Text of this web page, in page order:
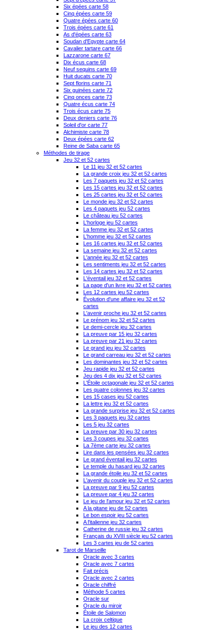
Six épées carte 58
Cinq épées carte 59
Quatre épées carte 60
Trois épées carte 61
As d'épées carte 63
Soudan d'Egypte carte 64
Cavalier tartare carte 66
Lazzarone carte 67
Dix écus carte 68
Neuf sequins carte 69
Huit ducats carte 70
Sept florins carte 71
Six guinées carte 72
Cinq onces carte 73
Quatre écus carte 74
Trois écus carte 75
Deux deniers carte 76
Soleil d'or carte 77
Alchimiste carte 78
Deux épées carte 62
Reine de Saba carte 65
Méthodes de tirage
Jeu 32 et 52 cartes
Le 11 jeu 32 et 52 cartes
La grande croix jeu 32 et 52 cartes
Les 7 paquets jeu 32 et 52 cartes
Les 15 cartes jeu 32 et 52 cartes
Les 25 cartes jeu 32 et 52 cartes
Le monde jeu 32 et 52 cartes
Les 4 paquets jeu 52 cartes
Le château jeu 52 cartes
L'horloge jeu 52 cartes
La femme jeu 32 et 52 cartes
L'homme jeu 32 et 52 cartes
Les 16 cartes jeu 32 et 52 cartes
La semaine jeu 32 et 52 cartes
L'année jeu 32 et 52 cartes
Les sentiments jeu 32 et 52 cartes
Les 14 cartes jeu 32 et 52 cartes
L'éventail jeu 32 et 52 cartes
La page d'un livre jeu 32 et 52 cartes
Les 12 cartes jeu 52 cartes
Évolution d'une affaire jeu 32 et 52
cartes
L'avenir proche jeu 32 et 52 cartes
Le prénom jeu 32 et 52 cartes
Le demi-cercle jeu 32 cartes
La preuve par 15 jeu 32 cartes
La preuve par 21 jeu 32 cartes
Le grand jeu jeu 32 cartes
Le grand carreau jeu 32 et 52 cartes
Les dominantes jeu 32 et 52 cartes
Jeu rapide jeu 32 et 52 cartes
Jeu des 4 dix jeu 32 et 52 cartes
L'Étoile octagonale jeu 32 et 52 cartes
Les quatre colonnes jeu 32 cartes
Les 15 cases jeu 52 cartes
La lettre jeu 32 et 52 cartes
La grande surprise jeu 32 et 52 cartes
Les 3 paquets jeu 32 cartes
Les 5 jeu 32 cartes
La preuve par 30 jeu 32 cartes
Les 3 coupes jeu 32 cartes
La 7ème carte jeu 32 cartes
Lire dans les pensées jeu 32 cartes
Le grand éventail jeu 32 cartes
Le temple du hasard jeu 32 cartes
La grande étoile jeu 32 et 52 cartes
L'avenir du couple jeu 32 et 52 cartes
La preuve par 9 jeu 52 cartes
La preuve par 4 jeu 32 cartes
Le jeu de l'amour jeu 32 et 52 cartes
A la gitane jeu de 52 cartes
Le bon espoir jeu 52 cartes
A l'italienne jeu 32 cartes
Catherine de russie jeu 32 cartes
Français du XVIII siècle jeu 52 cartes
Les 3 cartes jeu de 52 cartes
Tarot de Marseille
Oracle avec 3 cartes
Oracle avec 7 cartes
Fait précis
Oracle avec 2 cartes
Oracle chiffré
Méthode 5 cartes
Oracle sur
Oracle du miroir
Étoile de Salomon
La croix celtique
Le jeu des 12 cartes